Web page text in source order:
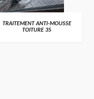
TRAITEMENT ANTI-MOUSSE
TOITURE 35